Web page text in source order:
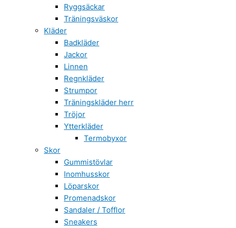
Ryggsäckar
Träningsväskor
Kläder
Badkläder
Jackor
Linnen
Regnkläder
Strumpor
Träningskläder herr
Tröjor
Ytterkläder
Termobyxor
Skor
Gummistövlar
Inomhusskor
Löparskor
Promenadskor
Sandaler / Tofflor
Sneakers